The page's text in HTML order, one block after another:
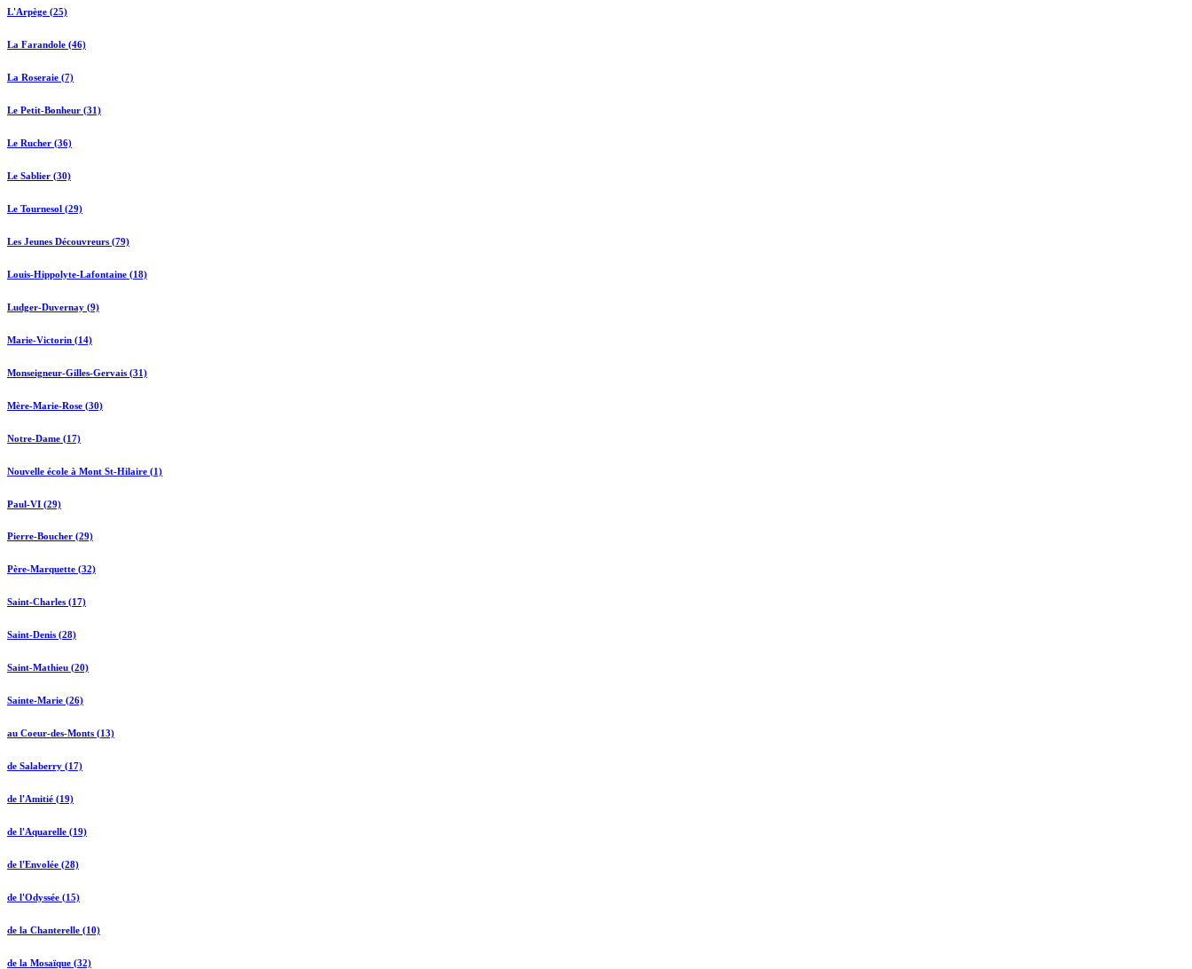
L'Arpège (25)
La Farandole (46)
La Roseraie (7)
Le Petit-Bonheur (31)
Le Rucher (36)
Le Sablier (30)
Le Tournesol (29)
Les Jeunes Découvreurs (79)
Louis-Hippolyte-Lafontaine (18)
Ludger-Duvernay (9)
Marie-Victorin (14)
Monseigneur-Gilles-Gervais (31)
Mère-Marie-Rose (30)
Notre-Dame (17)
Nouvelle école à Mont St-Hilaire (1)
Paul-VI (29)
Pierre-Boucher (29)
Père-Marquette (32)
Saint-Charles (17)
Saint-Denis (28)
Saint-Mathieu (20)
Sainte-Marie (26)
au Coeur-des-Monts (13)
de Salaberry (17)
de l'Amitié (19)
de l'Aquarelle (19)
de l'Envolée (28)
de l'Odyssée (15)
de la Chanterelle (10)
de la Mosaïque (32)